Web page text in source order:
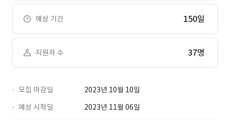
예상 기간 150일
지원자 수 37명
모집 마감일
2023년 10월 10일
예상 시작일
2023년 11월 06일